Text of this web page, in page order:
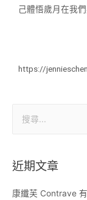
己體悟歲月在我
https://
近期文章
康纖芙 Contrave